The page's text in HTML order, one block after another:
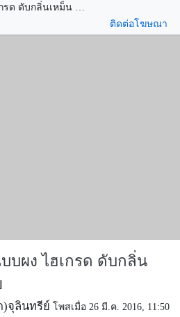
ติดต่อโฆษณา
บผง ไฮเกรด ดับกลิ่น
)จุลินทรีย์ โพสเมื่อ 26 มี.ค. 2016, 11:50